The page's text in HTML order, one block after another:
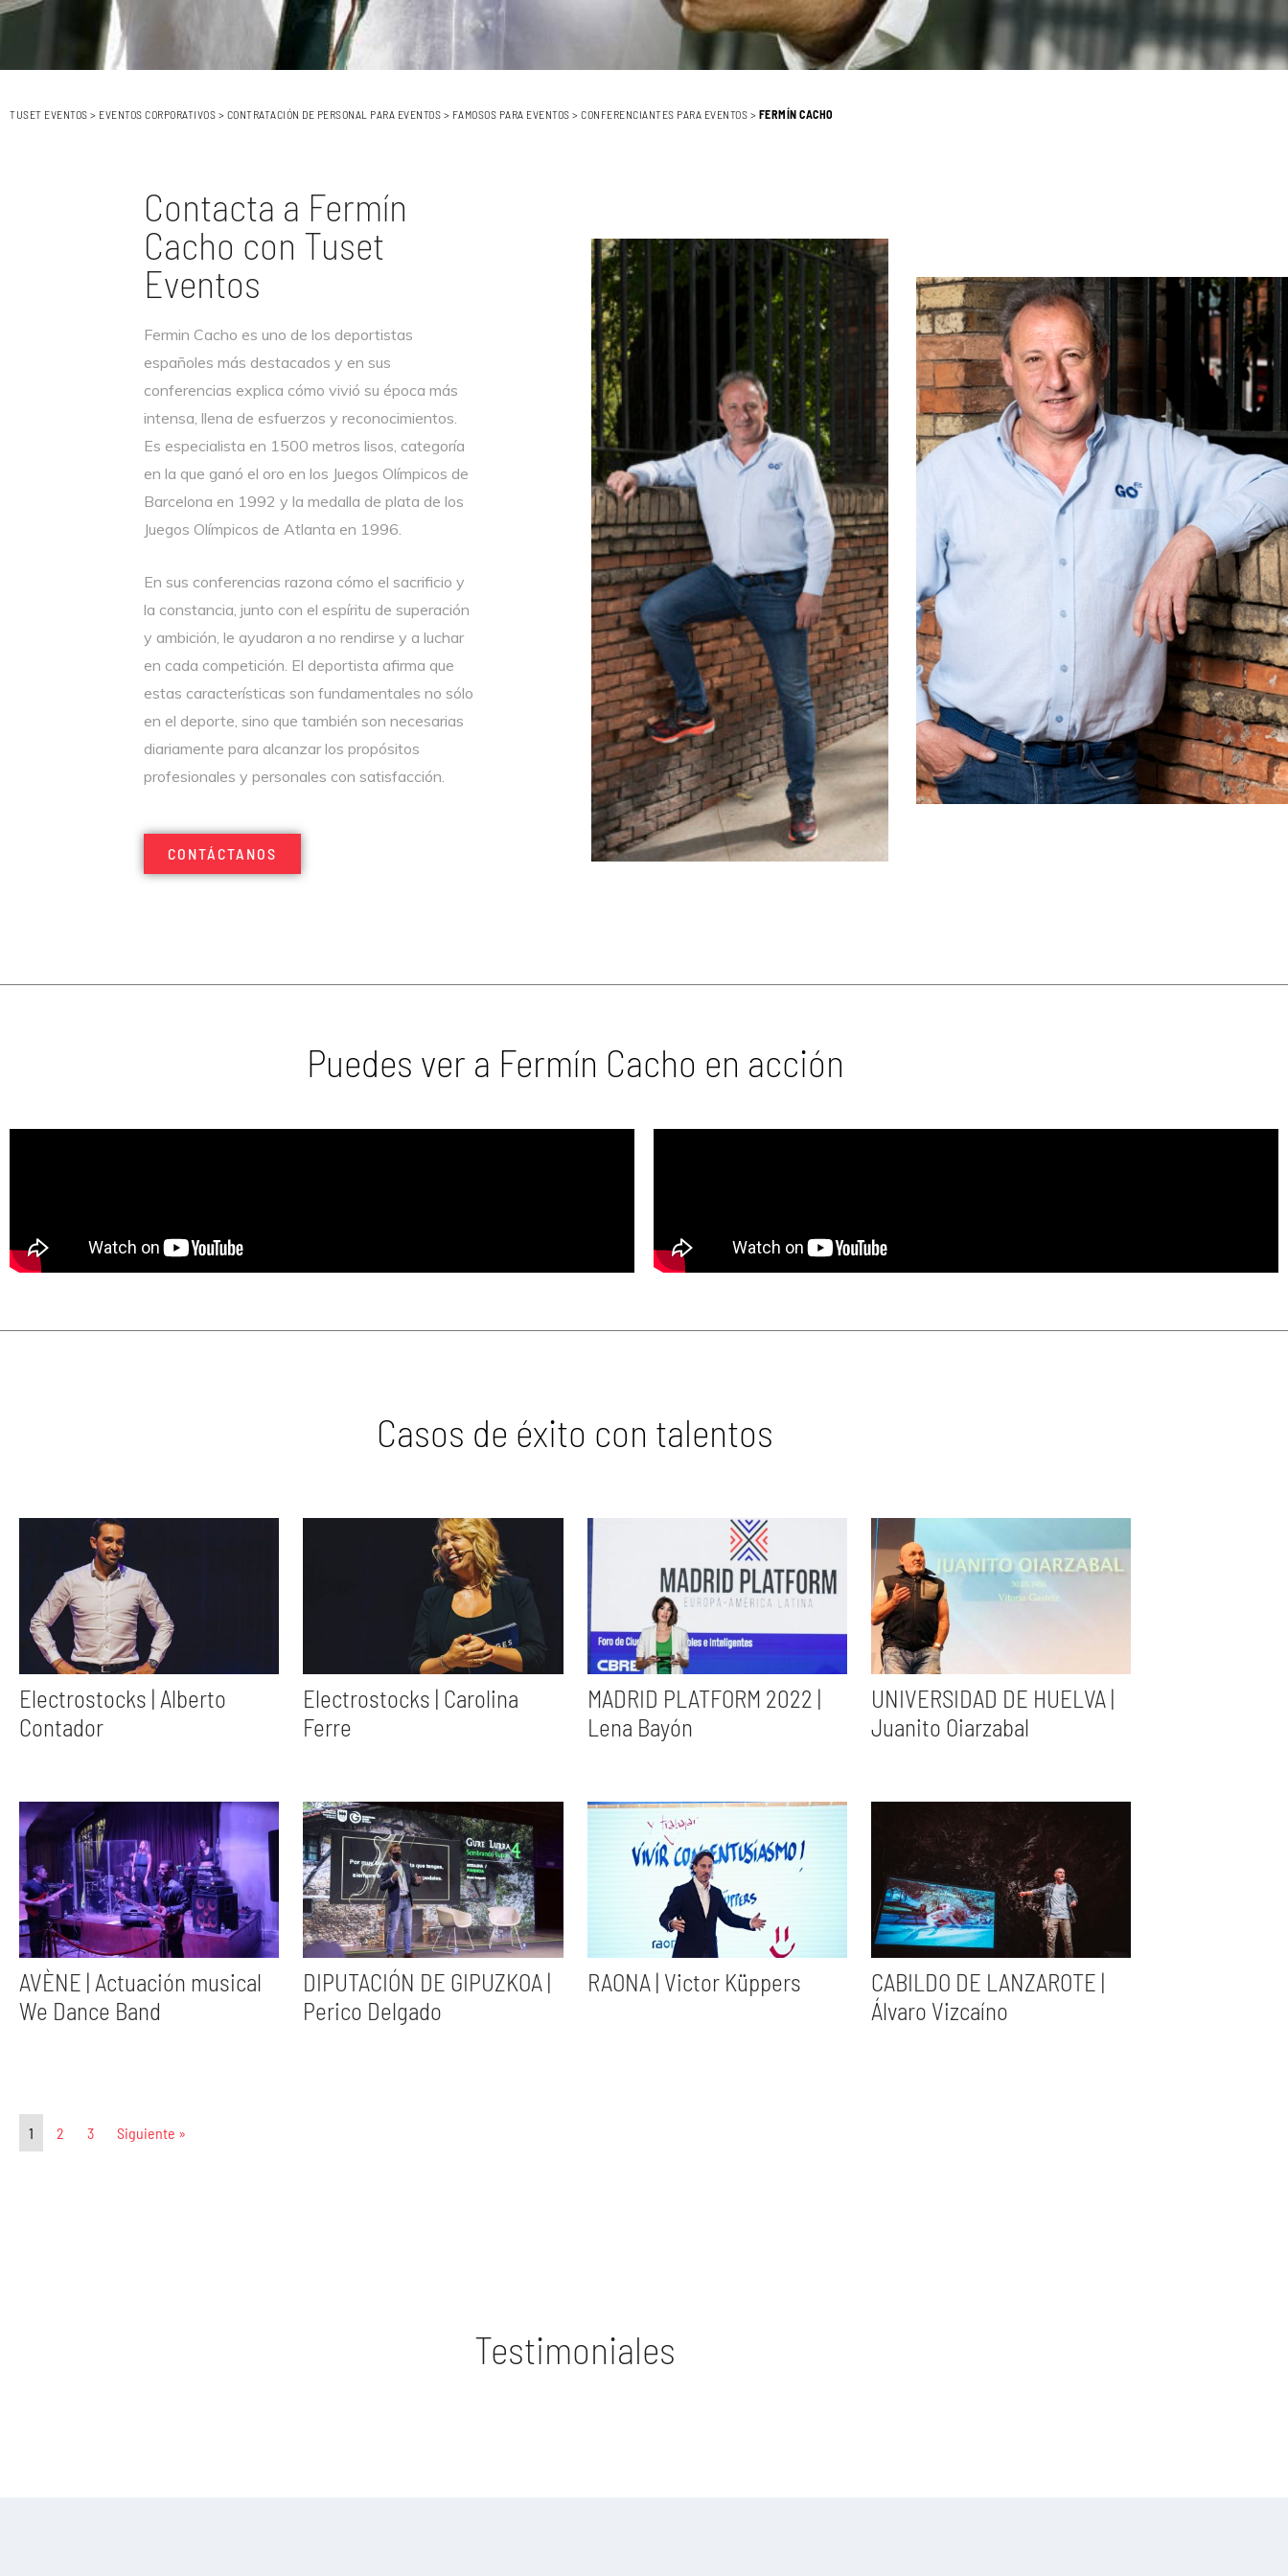
TUSET EVENTOS > EVENTOS CORPORATIVOS > CONTRATACIÓN DE PERSONAL PARA EVENTOS > FAMOSOS PARA EVENTOS > CONFERENCIANTES PARA EVENTOS > FERMÍN CACHO
Contacta a Fermín
Cacho con Tuset
Eventos
Fermin Cacho es uno de los deportistas
españoles más destacados y en sus
conferencias explica cómo vivió su época más
intensa, llena de esfuerzos y reconocimientos.
Es especialista en 1500 metros lisos, categoría
en la que ganó el oro en los Juegos Olímpicos de
Barcelona en 1992 y la medalla de plata de los
Juegos Olímpicos de Atlanta en 1996.
En sus conferencias razona cómo el sacrificio y
la constancia, junto con el espíritu de superación
y ambición, le ayudaron a no rendirse y a luchar
en cada competición. El deportista afirma que
estas características son fundamentales no sólo
en el deporte, sino que también son necesarias
diariamente para alcanzar los propósitos
profesionales y personales con satisfacción.
CONTÁCTANOS
Puedes ver a Fermín Cacho en acción
Casos de éxito con talentos
Electrostocks | Alberto
Contador
Electrostocks | Carolina
Ferre
MADRID PLATFORM 2022 |
Lena Bayón
UNIVERSIDAD DE HUELVA |
Juanito Oiarzabal
AVÈNE | Actuación musical
We Dance Band
DIPUTACIÓN DE GIPUZKOA |
Perico Delgado
RAONA | Victor Küppers
CABILDO DE LANZAROTE |
Álvaro Vizcaíno
1 2 3 Siguiente »
Testimoniales